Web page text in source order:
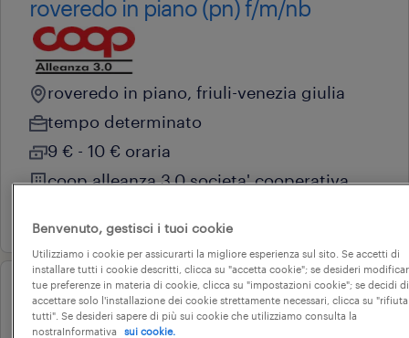
roveredo in piano (pn) f/m/nb
roveredo in piano, friuli-venezia giulia
tempo determinato
9 € - 10 € oraria
coop alleanza 3.0 societa' cooperativa
operational
magazziniere amazon (f/m/nb)
Benvenuto, gestisci i tuoi cookie
Utilizziamo i cookie per assicurarti la migliore esperienza sul sito. Se accetti di
installare tutti i cookie descritti, clicca su "accetta cookie"; se desideri
tue preferenze in materia di cookie, clicca su "impostazioni cookie"; se decidi di
accettare solo l'installazione dei cookie strettamente necessari, clicca su "rifiuta
tutti". Se desideri sapere di più sui cookie che utilizziamo consulta la
nostraInformativa
sui cookie.